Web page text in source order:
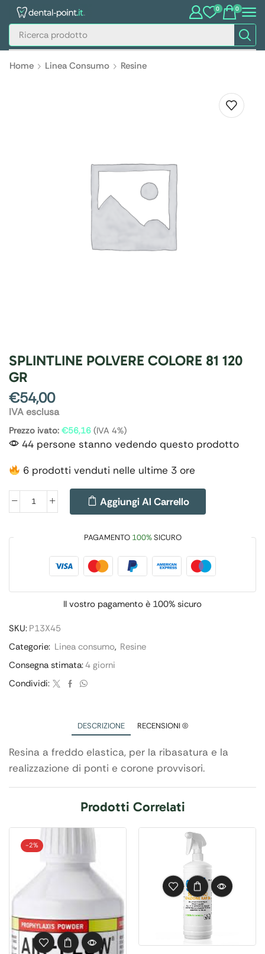
0 0
Home Linea Consumo Resine
SPLINTLINE POLVERE COLORE 81 120
GR
€54,00
IVA esclusa
Prezzo ivato: €56,16 (IVA 4%)
44 persone stanno vedendo questo prodotto
6 prodotti venduti nelle ultime 3 ore
Aggiungi Al Carrello
PAGAMENTO 100%SICURO
Il vostro pagamento è 100% sicuro
SKU: P13X45
Categorie: Linea consumo, Resine
Consegna stimata:4 giorni
Condividi:
DESCRIZIONE RECENSIONI (0)
Resina a freddo elastica, per la ribasatura e la
realizzazione di ponti e corone provvisori.
Prodotti Correlati
-2%